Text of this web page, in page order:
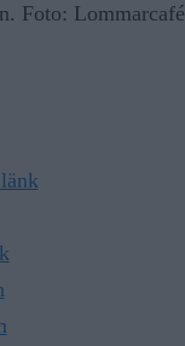
Foto: Lommarcafé